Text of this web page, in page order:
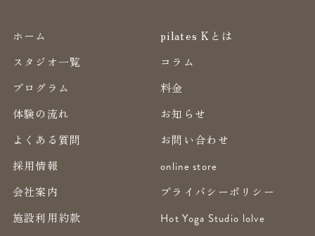
ホーム
pilates Kとは
スタジオ一覧
コラム
プログラム
料金
体験の流れ
お知らせ
よくある質問
お問い合わせ
採用情報
online store
会社案内
プライバシーポリシー
施設利用約款
Hot Yoga Studio lolve